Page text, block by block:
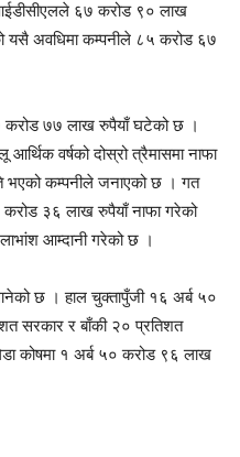
६७ करोड ९० लाख
यसै अवधिमा कम्पनीले ८५ करोड ६७
करोड ७७ लाख रुपैयाँ घटेको छ ।
आर्थिक वर्षको दोस्रो त्रैमासमा नाफा
भएको कम्पनीले जनाएको छ । गत
करोड ३६ लाख रुपैयाँ नाफा गरेको
आम्दानी गरेको छ ।
छ । हाल चुक्तापुँजी १६ अर्ब ५०
सरकार र बाँकी २० प्रतिशत
कोषमा १ अर्ब ५० करोड ९६ लाख